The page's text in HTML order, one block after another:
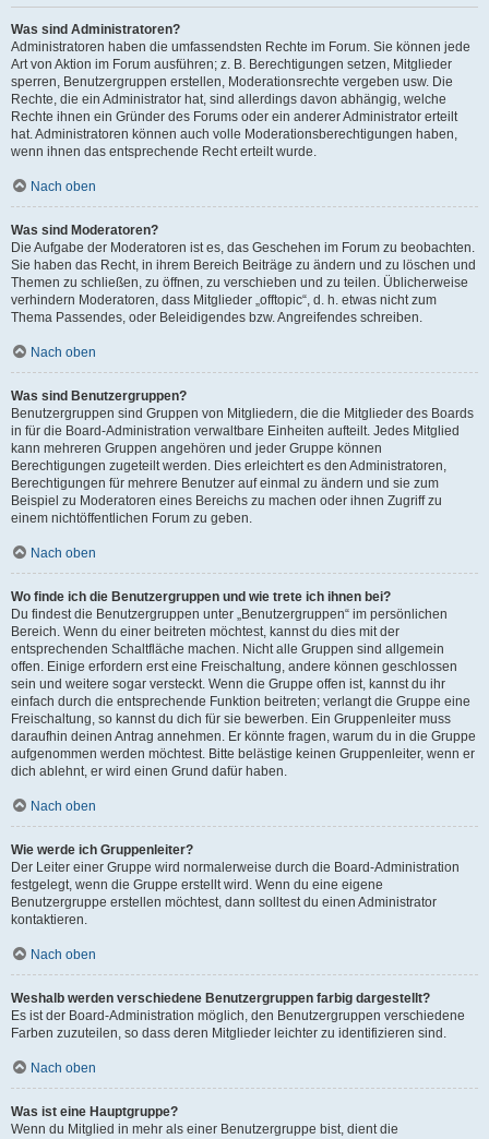
Was sind Administratoren?
Administratoren haben die umfassendsten Rechte im Forum. Sie können jede
Art von Aktion im Forum ausführen; z. B. Berechtigungen setzen, Mitglieder
sperren, Benutzergruppen erstellen, Moderationsrechte vergeben usw. Die
Rechte, die ein Administrator hat, sind allerdings davon abhängig, welche
Rechte ihnen ein Gründer des Forums oder ein anderer Administrator erteilt
hat. Administratoren können auch volle Moderationsberechtigungen haben,
wenn ihnen das entsprechende Recht erteilt wurde.
Nach oben
Was sind Moderatoren?
Die Aufgabe der Moderatoren ist es, das Geschehen im Forum zu beobachten.
Sie haben das Recht, in ihrem Bereich Beiträge zu ändern und zu löschen und
Themen zu schließen, zu öffnen, zu verschieben und zu teilen. Üblicherweise
verhindern Moderatoren, dass Mitglieder „offtopic“, d. h. etwas nicht zum
Thema Passendes, oder Beleidigendes bzw. Angreifendes schreiben.
Nach oben
Was sind Benutzergruppen?
Benutzergruppen sind Gruppen von Mitgliedern, die die Mitglieder des Boards
in für die Board-Administration verwaltbare Einheiten aufteilt. Jedes Mitglied
kann mehreren Gruppen angehören und jeder Gruppe können
Berechtigungen zugeteilt werden. Dies erleichtert es den Administratoren,
Berechtigungen für mehrere Benutzer auf einmal zu ändern und sie zum
Beispiel zu Moderatoren eines Bereichs zu machen oder ihnen Zugriff zu
einem nichtöffentlichen Forum zu geben.
Nach oben
Wo finde ich die Benutzergruppen und wie trete ich ihnen bei?
Du findest die Benutzergruppen unter „Benutzergruppen“ im persönlichen
Bereich. Wenn du einer beitreten möchtest, kannst du dies mit der
entsprechenden Schaltfläche machen. Nicht alle Gruppen sind allgemein
offen. Einige erfordern erst eine Freischaltung, andere können geschlossen
sein und weitere sogar versteckt. Wenn die Gruppe offen ist, kannst du ihr
einfach durch die entsprechende Funktion beitreten; verlangt die Gruppe eine
Freischaltung, so kannst du dich für sie bewerben. Ein Gruppenleiter muss
daraufhin deinen Antrag annehmen. Er könnte fragen, warum du in die Gruppe
aufgenommen werden möchtest. Bitte belästige keinen Gruppenleiter, wenn er
dich ablehnt, er wird einen Grund dafür haben.
Nach oben
Wie werde ich Gruppenleiter?
Der Leiter einer Gruppe wird normalerweise durch die Board-Administration
festgelegt, wenn die Gruppe erstellt wird. Wenn du eine eigene
Benutzergruppe erstellen möchtest, dann solltest du einen Administrator
kontaktieren.
Nach oben
Weshalb werden verschiedene Benutzergruppen farbig dargestellt?
Es ist der Board-Administration möglich, den Benutzergruppen verschiedene
Farben zuzuteilen, so dass deren Mitglieder leichter zu identifizieren sind.
Nach oben
Was ist eine Hauptgruppe?
Wenn du Mitglied in mehr als einer Benutzergruppe bist, dient die